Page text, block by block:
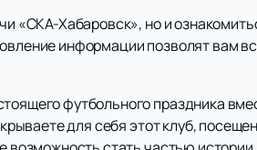
«СКА-Хабаровск», но и
информации позволят вам
футбольного праздника
для себя этот клуб,